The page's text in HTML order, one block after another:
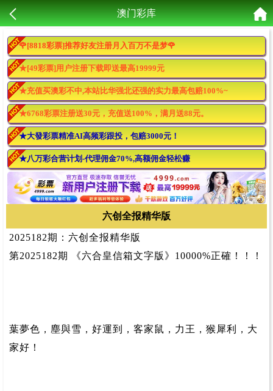
澳门彩库
🌹[8818彩票]推荐好友注册月入百万不是梦🌹
★[49彩票]用户注册下载即送最高19999元
★充值买澳彩不中,本站比华强北还强的实力最高包赔100%~
★6768彩票注册送30元，充值送100%，满月送88元。
★大發彩票精准AI高频彩跟投，包赔3000元！
★八万彩合营计划-代理佣金70%,高额佣金轻松赚
六创全报精华版
2025182期：六创全报精华版
第2025182期 《六合皇信箱文字版》10000%正確！！！
葉夢色，塵與雪，好運到，客家鼠，力王，猴犀利，大
家好！